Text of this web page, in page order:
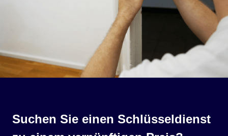
Suchen Sie einen Schlüsseldienst